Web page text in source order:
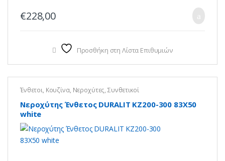
€228,00
Προσθήκη στη Λίστα Επιθυμιών
Ένθετοι, Κουζίνα, Νεροχύτες, Συνθετικοί
Νεροχύτης Ένθετος DURALIT KZ200-300 83X50
white